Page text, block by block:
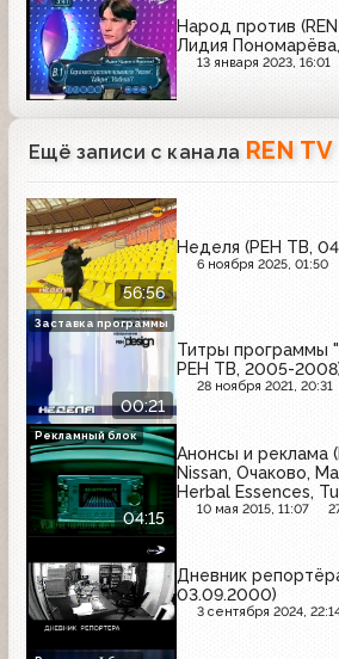
Народ против
Лидия
13 января 2023, 16:01
Ещё записи с канала REN TV
56:56
Неделя (РЕН ТВ,
6 ноября 2025, 01:50
00:21
Титры программы
РЕН ТВ, 2005-
28 ноября 2021, 20:31
Заставка программы
04:15
Анонсы и реклама
Nissan, Очаково,
Herbal Essences,
10 мая 2015, 11:07
Рекламный блок
Дневник
03.09.2000)
3 сентября 2024,